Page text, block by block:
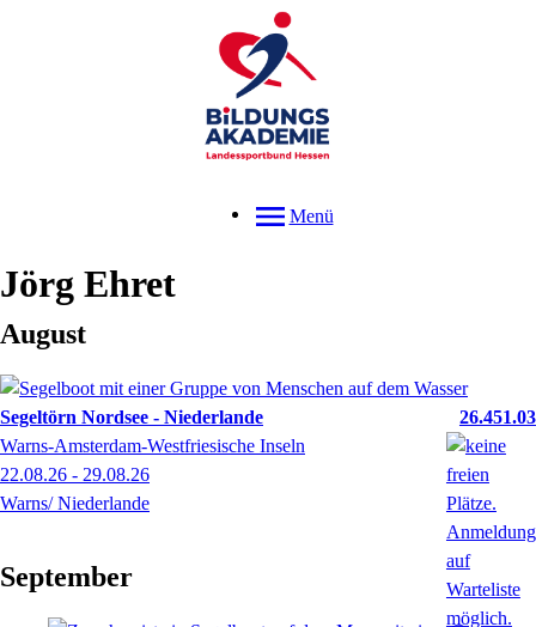
Menü
Jörg Ehret
August
Segeltörn Nordsee - Niederlande
26.451.03
Warns-Amsterdam-Westfriesische Inseln
22.08.26 - 29.08.26
Warns/ Niederlande
September